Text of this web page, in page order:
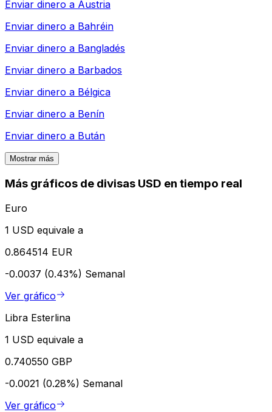
Enviar dinero a Austria
Enviar dinero a Bahréin
Enviar dinero a Bangladés
Enviar dinero a Barbados
Enviar dinero a Bélgica
Enviar dinero a Benín
Enviar dinero a Bután
Mostrar más
Más gráficos de divisas USD en tiempo real
Euro
1 USD equivale a
0.864514 EUR
-0.0037 (0.43%) Semanal
Ver gráfico
Libra Esterlina
1 USD equivale a
0.740550 GBP
-0.0021 (0.28%) Semanal
Ver gráfico